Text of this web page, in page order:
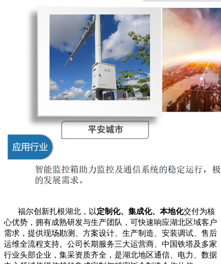
福尔创新扎根湖北，以定制化、集成化、本地化交付为核
心优势，拥有成熟研发与生产团队，可快速响应湖北区域客户
需求，提供现场勘测、方案设计、生产制造、安装调试、售后
运维全流程支持。公司长期服务三大运营商、中国铁塔及多家
行业头部企业，集采资质齐全，是湖北地区通信、电力、数据